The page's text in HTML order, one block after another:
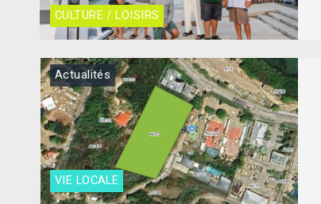
CULTURE / LOISIRS
VIE LOCALE
Actualités